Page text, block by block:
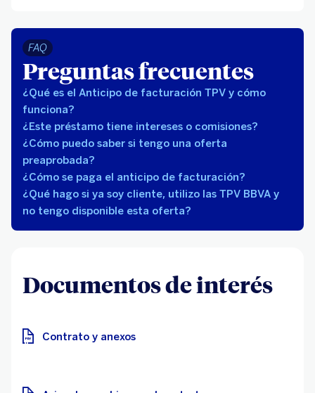
FAQ
Preguntas frecuentes
¿Qué es el Anticipo de facturación TPV y cómo
funciona?
¿Este préstamo tiene intereses o comisiones?
¿Cómo puedo saber si tengo una oferta
preaprobada?
¿Cómo se paga el anticipo de facturación?
¿Qué hago si ya soy cliente, utilizo las TPV BBVA y
no tengo disponible esta oferta?
Documentos de interés
Contrato y anexos